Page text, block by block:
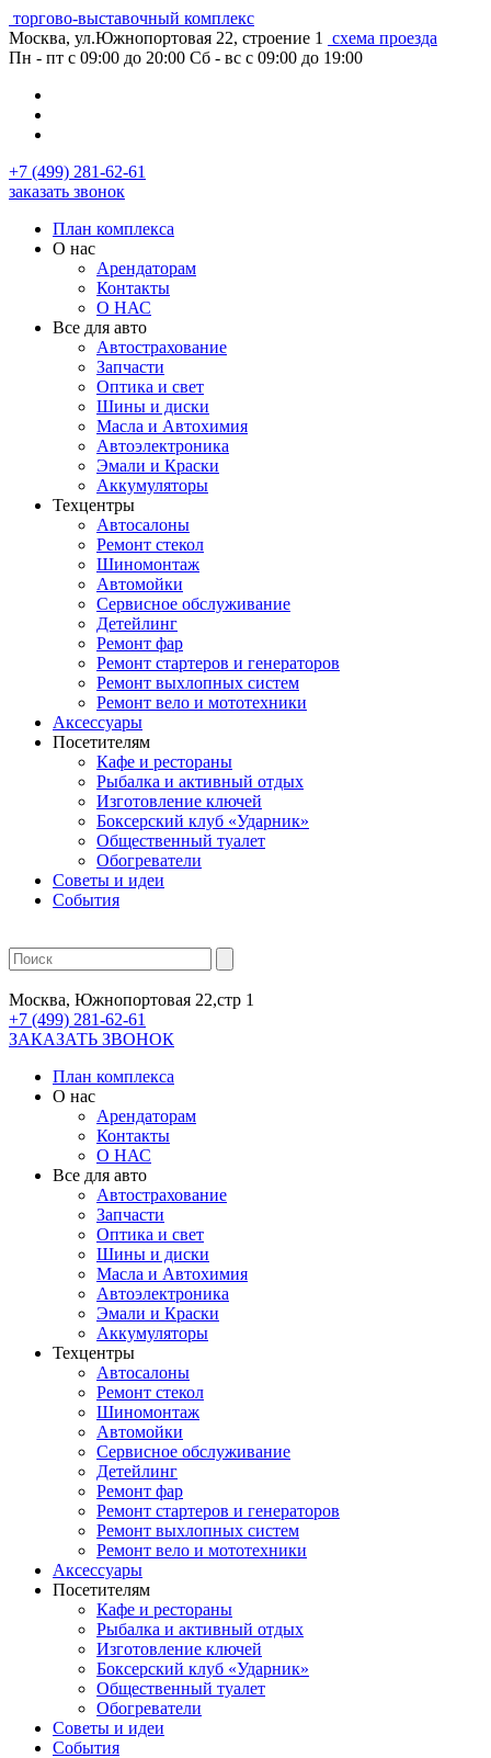
торгово-выставочный комплекс
Москва, ул.Южнопортовая 22, строение 1
схема проезда
Пн - пт с 09:00 до 20:00 Сб - вс с 09:00 до 19:00
+7 (499) 281-62-61
заказать звонок
План комплекса
О нас
Арендаторам
Контакты
О НАС
Все для авто
Автострахование
Запчасти
Оптика и свет
Шины и диски
Масла и Автохимия
Автоэлектроника
Эмали и Краски
Аккумуляторы
Техцентры
Автосалоны
Ремонт стекол
Шиномонтаж
Автомойки
Сервисное обслуживание
Детейлинг
Ремонт фар
Ремонт стартеров и генераторов
Ремонт выхлопных систем
Ремонт вело и мототехники
Аксессуары
Посетителям
Кафе и рестораны
Рыбалка и активный отдых
Изготовление ключей
Боксерский клуб «Ударник»
Общественный туалет
Обогреватели
Советы и идеи
События
Москва, Южнопортовая 22,стр 1
+7 (499) 281-62-61
ЗАКАЗАТЬ ЗВОНОК
План комплекса
О нас
Арендаторам
Контакты
О НАС
Все для авто
Автострахование
Запчасти
Оптика и свет
Шины и диски
Масла и Автохимия
Автоэлектроника
Эмали и Краски
Аккумуляторы
Техцентры
Автосалоны
Ремонт стекол
Шиномонтаж
Автомойки
Сервисное обслуживание
Детейлинг
Ремонт фар
Ремонт стартеров и генераторов
Ремонт выхлопных систем
Ремонт вело и мототехники
Аксессуары
Посетителям
Кафе и рестораны
Рыбалка и активный отдых
Изготовление ключей
Боксерский клуб «Ударник»
Общественный туалет
Обогреватели
Советы и идеи
События